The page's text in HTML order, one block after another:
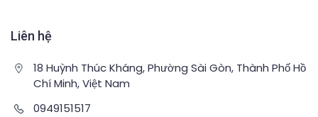
Liên hệ
18 Huỳnh Thúc Kháng, Phường Sài Gòn, Thành Phố Hồ
Chí Minh, Việt Nam
0949151517